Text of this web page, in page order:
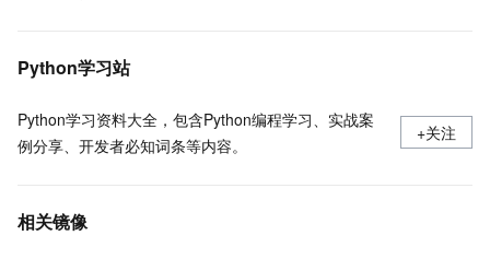
Python学习站
Python学习资料大全，包含Python编程学习、实战案
例分享、开发者必知词条等内容。
+关注
相关镜像